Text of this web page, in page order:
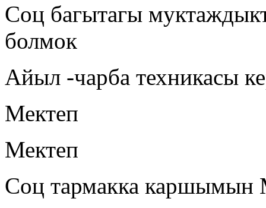
Соц багытагы
болмок
Айыл -чарба техникасы
Мектеп
Мектеп
Соц тармакка каршымын